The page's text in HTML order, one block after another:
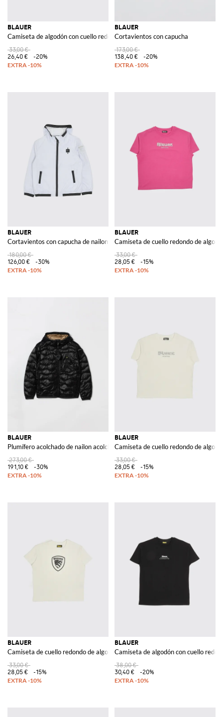
BLAUER
Camiseta de algodón con cuello redondo y logo
33,00 €
26,40 €
-20%
BLAUER
Cortavientos con capucha
173,00 €
138,40 €
-20%
BLAUER
Cortavientos con capucha de nailon
180,00 €
126,00 €
-30%
BLAUER
Camiseta de cuello redondo de
33,00 €
28,05 €
-15%
BLAUER
Plumífero acolchado de nailon acolchado
273,00 €
191,10 €
-30%
BLAUER
Camiseta de cuello redondo de
33,00 €
28,05 €
-15%
BLAUER
Camiseta de cuello redondo de algodón elástico
33,00 €
28,05 €
-15%
BLAUER
Camiseta de algodón con cuello
38,00 €
30,40 €
-20%